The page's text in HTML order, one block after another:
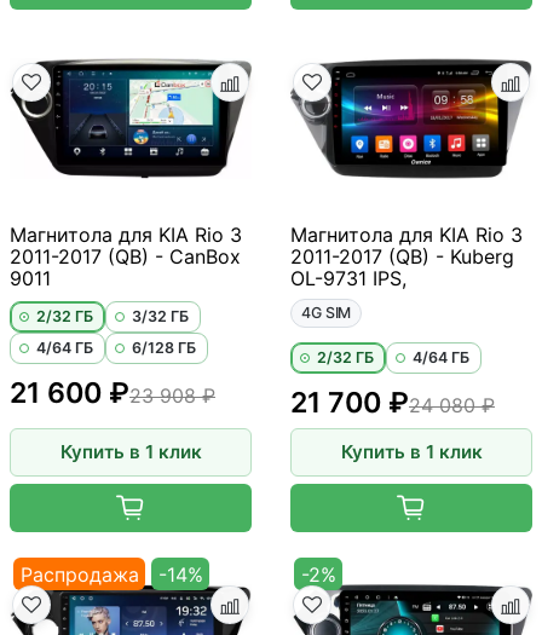
Магнитола для KIA Rio 3
2011-2017 (QB) - CanBox
9011
2/32 ГБ
3/32 ГБ
4/64 ГБ
6/128 ГБ
21 600 ₽23 908 ₽
Купить в 1 клик
Магнитола для KIA Rio 3
2011-2017 (QB) - Kuberg
OL-9731 IPS,
4G SIM
2/32 ГБ 4/64 ГБ
21 700 ₽24 080 ₽
Купить в 1 клик
Распродажа -14% -2%